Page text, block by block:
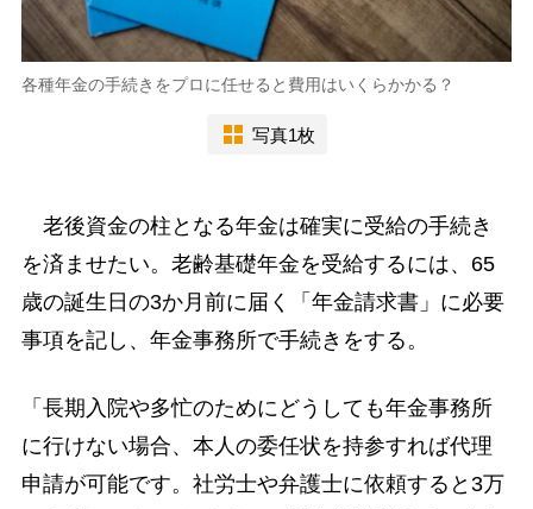
各種年金の手続きをプロに任せると費用はいくらかかる？
写真1枚
老後資金の柱となる年金は確実に受給の手続き
を済ませたい。老齢基礎年金を受給するには、65
歳の誕生日の3か月前に届く「年金請求書」に必要
事項を記し、年金事務所で手続きをする。
「長期入院や多忙のためにどうしても年金事務所
に行けない場合、本人の委任状を持参すれば代理
申請が可能です。社労士や弁護士に依頼すると3万